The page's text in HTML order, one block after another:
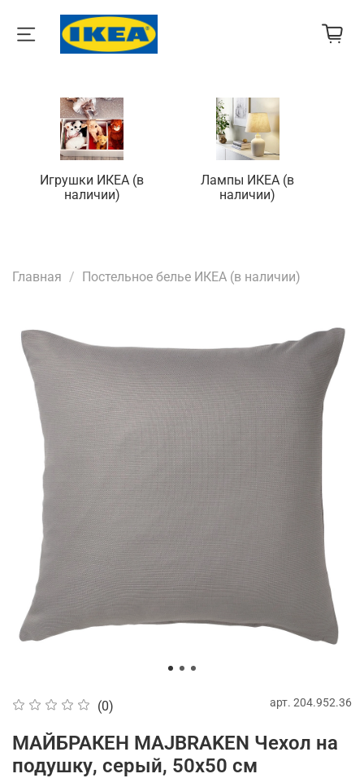
Игрушки ИКЕА (в
наличии)
Лампы ИКЕА (в
наличии)
Главная Постельное белье ИКЕА (в наличии)
(0) арт. 204.952.36
МАЙБРАКЕН MAJBRAKEN Чехол на
подушку, серый, 50x50 см